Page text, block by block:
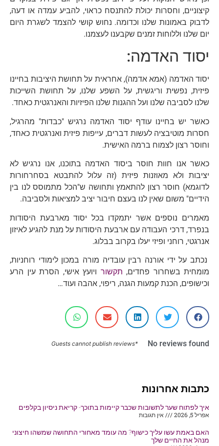
כתבות אחרונות
איך לפתוח שער לתשובות שכבר קיימות בתוכך- קריאת ניסיון בקלפים
אפריל 5, 2026
אין תגובות
האם באמת עשו עליך כישוף? מה עומד מאחורי התחושה שמשהו חיצוני
מנהל את החיים שלך
קיצוניים, וחסרות יכולת להתנסח כראוי, להביע עמדה או דעה,
לדבוק באמונות שלנו וכדומה. נחוש קושי להצמד לשגרת היום
יום שלנו וללוחות זמנים שקבענו לעצמנו.
יסוד האדמה:
יסוד האדמה (אמא אדמה), אחראית על תחושת היציבות בחיינו
פיזית, נפשית וריגשית, על השפע שלנו, על תחושת השייכות
שלנו לסביבה שלנו ועל ההגנות שלנו הפיזיות והאנרגטית כאחד.
כאשר יש בחיינו עודף יסוד האדמה נרגיש "כבדות" מהרגיל,
חסרות מוטיבציה לעשות דברים, עייפות פיזית ואנרגטית כאחד,
וחוסר רצון לצמוח ברמה האישית.
כאשר אנו חוות חוסר ביסוד האדמה בתוכנו, אנו נרגיש לא
יציבות ולא מאוזנות פיזית (זה עלול להתבטא בסחרחורות
לדוגמא) חוסר רצון להתאמץ ותחושה ש"הכל מתמוסס לנו בין
הידיים" משום שאין לנו בעצם חיבור יציב למציאות ולסביבה.
מאמרים נוספים אשר יתמקדו בכל יסוד מארבעת היסודות
בנפרד, דרכי העבודה עם ארבעת היסודות על מנת להגיע לאיזון
אנרגטי, רוחני ופיזי יעלו בקרוב בבלוג.
נכתב על ידי אורנה רבין עובדיה מורה במכון לימודי רוחניות,
מומחית בשחרור פחדים, תקשור ויועץ אישי, הסרת עין הרע
וכישופים, הכנת קמעות הגנה, ריפוי, אהבה ועוד…‏
No reviews found
*Guests cannot publish reviews